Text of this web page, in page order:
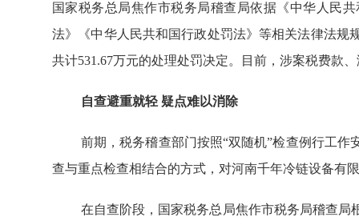
国家税务总局焦作市税务局稽查局依据《中华人民
法》《中华人民共和国行政处罚法》等相关法律法规
共计531.67万元的处理处罚决定。目前，涉案税费款
自查避重就轻 疑点难以消除
前期，税务稽查部门按照“双随机”检查例行工
查与重点检查相结合的方式，对河南千年冷链设备有
在自查阶段，国家税务总局焦作市税务局稽查